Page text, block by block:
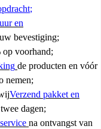
;
en
bevestiging;
op voorhand;
de producten en vóór
nemen;
Verzend pakket en
dagen;
na ontvangst van